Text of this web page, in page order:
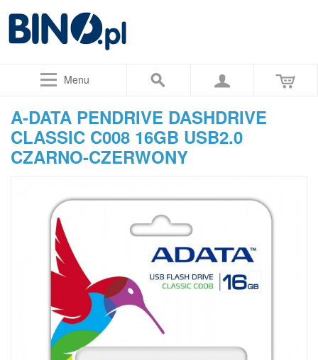
Menu
A-DATA PENDRIVE DASHDRIVE
CLASSIC C008 16GB USB2.0
CZARNO-CZERWONY